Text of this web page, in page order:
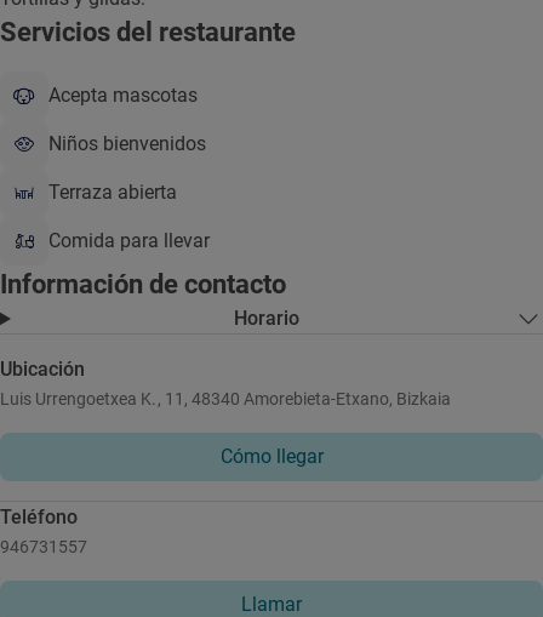
Servicios del restaurante
Acepta mascotas
Niños bienvenidos
Terraza abierta
Comida para llevar
Información de contacto
Horario
Ubicación
Luis Urrengoetxea K., 11, 48340 Amorebieta-Etxano, Bizkaia
Cómo llegar
Teléfono
946731557
Llamar